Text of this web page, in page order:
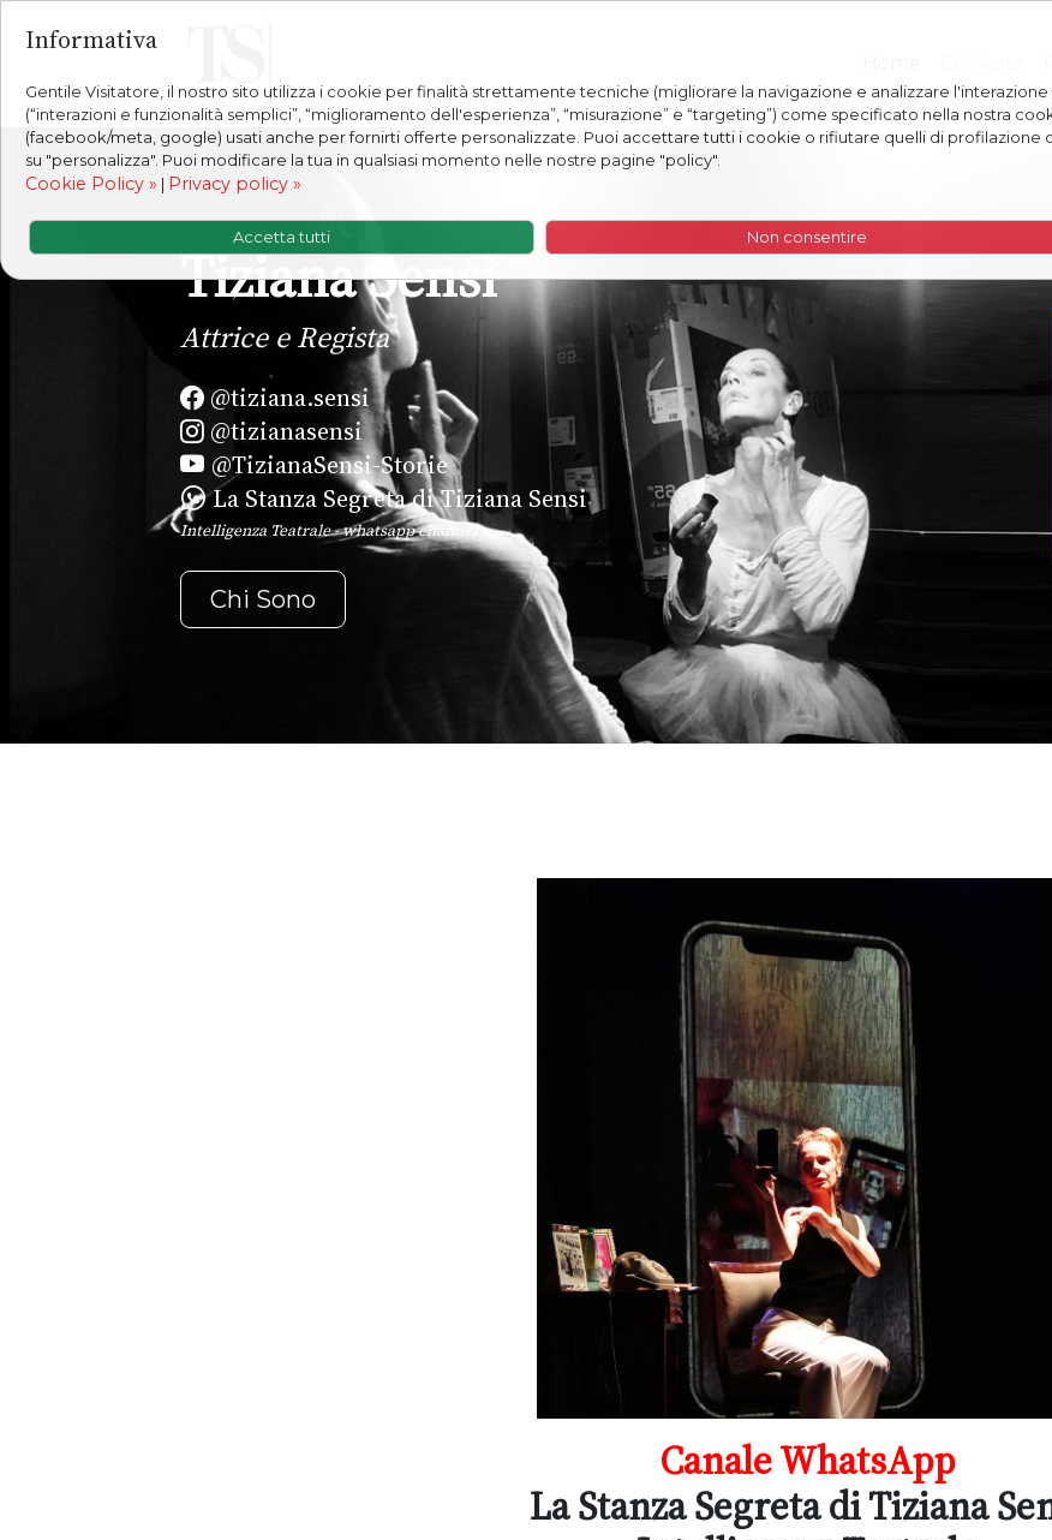
Tiziana Sensi
Attrice e Regista
@tiziana.sensi
@tizianasensi
@TizianaSensi-Storie
La Stanza Segreta di Tiziana Sensi
Intelligenza Teatrale - whatsapp channel
Chi Sono
Canale WhatsApp
La Stanza Segreta di Tiziana
Informativa
Gentile Visitatore, il nostro sito utilizza i cookie per finalità strettamente tecniche (migliorare la navigazione e analizzare
(“interazioni e funzionalità semplici”, “miglioramento dell'esperienza”, “misurazione” e “targeting”) come specificato nella nostra
(facebook/meta, google) usati anche per fornirti offerte personalizzate. Puoi accettare tutti i cookie o rifiutare quelli di profilazione
su "personalizza". Puoi modificare la tua in qualsiasi momento nelle nostre pagine "policy".
Cookie Policy » | Privacy policy »
Accetta tutti Non consentire